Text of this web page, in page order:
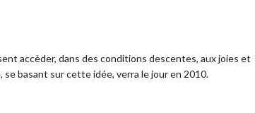
accèder, dans des conditions descentes, aux joies et
basant sur cette idée, verra le jour en 2010.